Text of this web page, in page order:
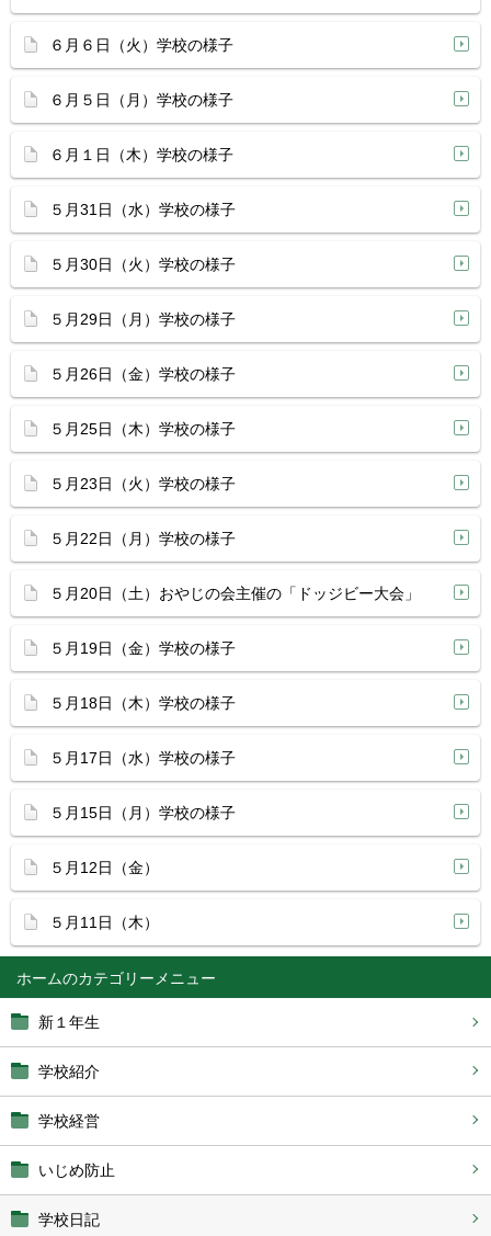
ホーム
新１年生
学校紹介
学校経営
いじめ防止
学校日記
６月６日（火）学校の様子
６月５日（月）学校の様子
６月１日（木）学校の様子
５月31日（水）学校の様子
５月30日（火）学校の様子
５月29日（月）学校の様子
５月26日（金）学校の様子
５月25日（木）学校の様子
５月23日（火）学校の様子
５月22日（月）学校の様子
５月20日（土）おやじの会主催の「ドッジビー大会」
５月19日（金）学校の様子
５月18日（木）学校の様子
５月17日（水）学校の様子
５月15日（月）学校の様子
５月12日（金）
５月11日（木）